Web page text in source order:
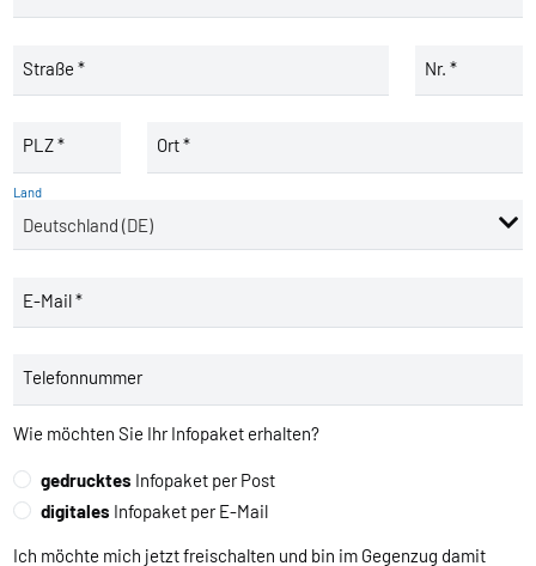
Straße * Nr. *
PLZ * Ort *
Land
E-Mail *
Telefonnummer
Wie möchten Sie Ihr Infopaket erhalten?
gedrucktes Infopaket per Post
digitales Infopaket per E-Mail
Ich möchte mich jetzt freischalten und bin im Gegenzug damit